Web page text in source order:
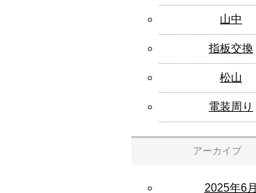
山中
指板交換
松山
電装周り
アーカイブ
2025年6月